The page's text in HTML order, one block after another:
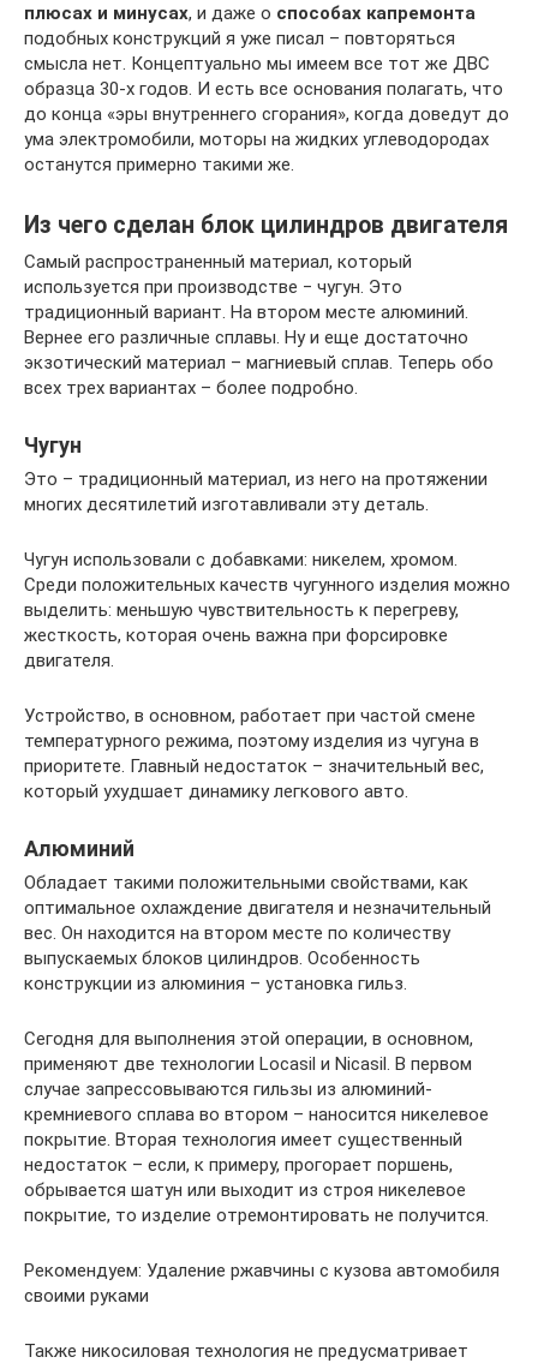
плюсах и минусах, и даже о способах капремонта
подобных конструкций я уже писал – повторяться
смысла нет. Концептуально мы имеем все тот же ДВС
образца 30-х годов. И есть все основания полагать, что
до конца «эры внутреннего сгорания», когда доведут до
ума электромобили, моторы на жидких углеводородах
останутся примерно такими же.
Из чего сделан блок цилиндров двигателя
Самый распространенный материал, который
используется при производстве ‒ чугун. Это
традиционный вариант. На втором месте алюминий.
Вернее его различные сплавы. Ну и еще достаточно
экзотический материал – магниевый сплав. Теперь обо
всех трех вариантах – более подробно.
Чугун
Это – традиционный материал, из него на протяжении
многих десятилетий изготавливали эту деталь.
Чугун использовали с добавками: никелем, хромом.
Среди положительных качеств чугунного изделия можно
выделить: меньшую чувствительность к перегреву,
жесткость, которая очень важна при форсировке
двигателя.
Устройство, в основном, работает при частой смене
температурного режима, поэтому изделия из чугуна в
приоритете. Главный недостаток – значительный вес,
который ухудшает динамику легкового авто.
Алюминий
Обладает такими положительными свойствами, как
оптимальное охлаждение двигателя и незначительный
вес. Он находится на втором месте по количеству
выпускаемых блоков цилиндров. Особенность
конструкции из алюминия – установка гильз.
Сегодня для выполнения этой операции, в основном,
применяют две технологии Locasil и Nicasil. В первом
случае запрессовываются гильзы из алюминий-
кремниевого сплава во втором – наносится никелевое
покрытие. Вторая технология имеет существенный
недостаток – если, к примеру, прогорает поршень,
обрывается шатун или выходит из строя никелевое
покрытие, то изделие отремонтировать не получится.
Рекомендуем: Удаление ржавчины с кузова автомобиля
своими руками
Также никосиловая технология не предусматривает